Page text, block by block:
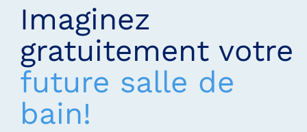
Imaginez
gratuitement votre
future salle de
bain!